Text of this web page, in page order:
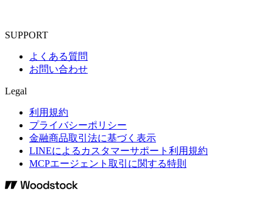
SUPPORT
よくある質問
お問い合わせ
Legal
利用規約
プライバシーポリシー
金融商品取引法に基づく表示
LINEによるカスタマーサポート利用規約
MCPエージェント取引に関する特則